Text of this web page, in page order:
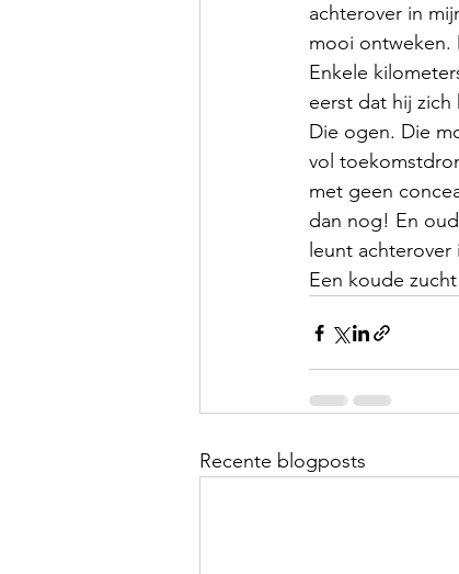
achterover in
mooi ontweken.
Enkele
eerst dat hij
Die ogen. Die
vol
met geen
dan nog! En
leunt achterover
Een koude
Recente blogposts